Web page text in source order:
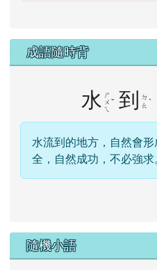
成語隨時背
水 ㄕ
ㄨ
ㄟ
ˇ 到
ㄉ
ㄠ ˋ
水流到的地方，自然會
全，自然成功，不必強求
隨機小語